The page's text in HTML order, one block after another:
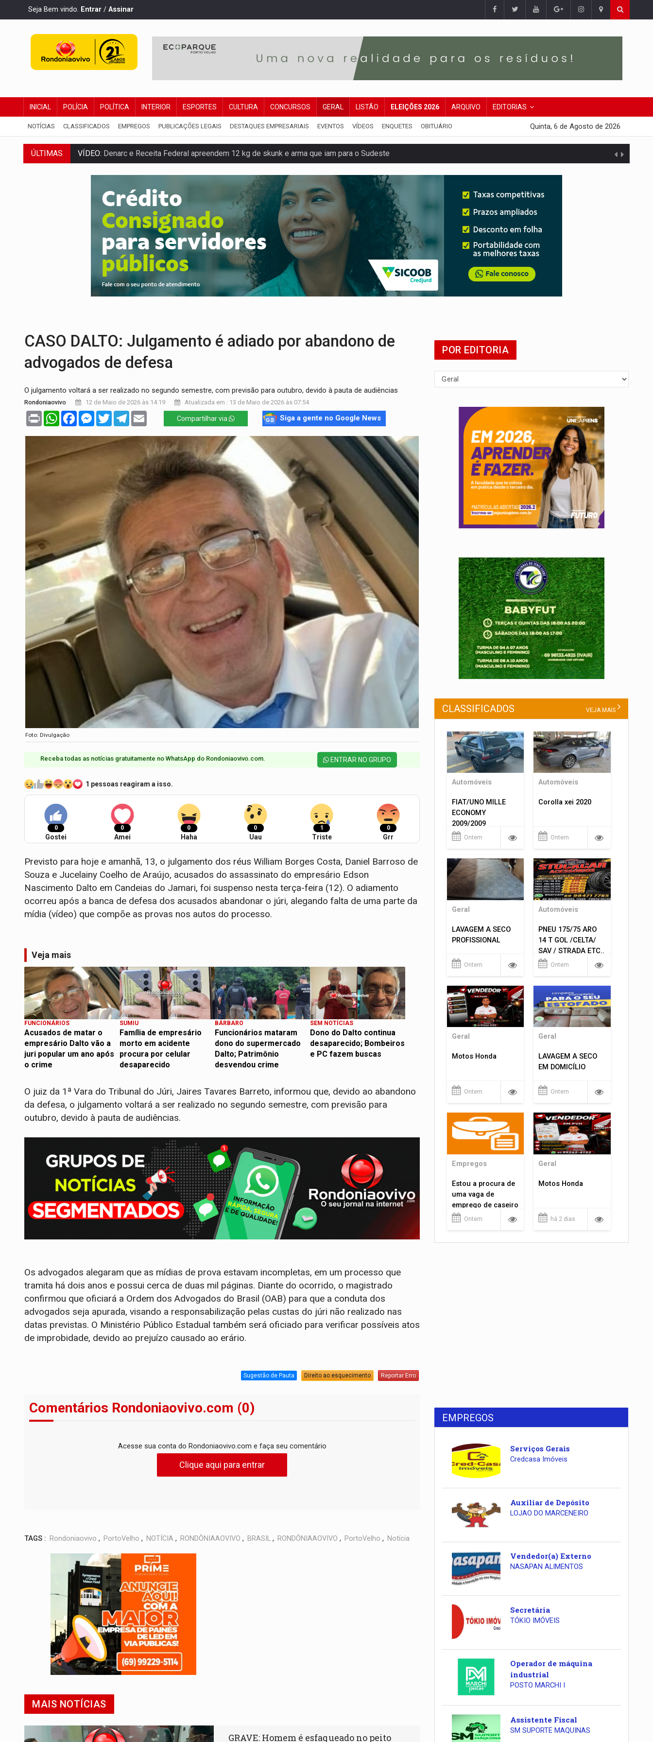
Seja Bem vindo. Entrar / Assinar
INICIAL POLÍCIA POLÍTICA INTERIOR ESPORTES CULTURA CONCURSOS GERAL LISTÃO ELEIÇÕES 2026 ARQUIVO EDITORIAS
NOTÍCIAS CLASSIFICADOS EMPREGOS PUBLICAÇÕES LEGAIS DESTAQUES EMPRESARIAIS EVENTOS VÍDEOS ENQUETES OBITUÁRIO Quinta, 6 de Agosto de 2026
ÚLTIMAS VÍDEO: Denarc e Receita Federal apreendem 12 kg de skunk e arma que iam para o Sudeste
OPERAÇÃO DA PC:Membros do CV são presos com armas e drogas após crime de tortur@
ENTRADA GRATUITA:Espetáculo As Marias Somos Nós será apresentado na capital
Três são presos após furto de motocicleta em frente de academia
CELEBRAÇÃO: Cerejeiras completa 43 anos de emancipação com programação esportiva
Anvisa desmente boato sobre presença de plástico ou petróleo em ovos
Pitbulls fogem de residência e atacam casal de idosos na zona Leste
AÇÃO CONJUNTA: Forças policiais apreendem cerca de 1kg de ouro em Rondônia
CASO DALTO: Julgamento é adiado por abandono de
advogados de defesa
O julgamento voltará a ser realizado no segundo semestre, com previsão para outubro, devido à pauta de audiências
Rondoniaovivo 12 de Maio de 2026 às 14:19 Atualizada em : 13 de Maio de 2026 às 07:54
Print WhatsAppFacebookMessenger
TwitterTelegram Compartilhar via Siga a gente no Google News
Foto: Divulgação
Receba todas as notícias gratuitamente no WhatsApp do Rondoniaovivo.com.​ ENTRAR NO GRUPO
1 pessoas reagiram a isso.
0
Gostei
0
Amei
0
Haha
0
Uau
1
Triste
0
Grr
Previsto para hoje e amanhã, 13, o julgamento dos réus William Borges Costa, Daniel Barroso de
Souza e Jucelainy Coelho de Araújo, acusados do assassinato do empresário Edson
Nascimento Dalto em Candeias do Jamari, foi suspenso nesta terça-feira (12). O adiamento
ocorreu após a banca de defesa dos acusados abandonar o júri, alegando falta de uma parte da
mídia (vídeo) que compõe as provas nos autos do processo.
Veja mais
FUNCIONÁRIOS
Acusados de matar o
empresário Dalto vão a
juri popular um ano após
o crime
SUMIU
Família de empresário
morto em acidente
procura por celular
desaparecido
BÁRBARO
Funcionários mataram
dono do supermercado
Dalto; Patrimônio
desvendou crime
SEM NOTÍCIAS
Dono do Dalto continua
desaparecido; Bombeiros
e PC fazem buscas
O juiz da 1ª Vara do Tribunal do Júri, Jaires Tavares Barreto, informou que, devido ao abandono
da defesa, o julgamento voltará a ser realizado no segundo semestre, com previsão para
outubro, devido à pauta de audiências.
Os advogados alegaram que as mídias de prova estavam incompletas, em um processo que
tramita há dois anos e possui cerca de duas mil páginas. Diante do ocorrido, o magistrado
confirmou que oficiará a Ordem dos Advogados do Brasil (OAB) para que a conduta dos
advogados seja apurada, visando a responsabilização pelas custas do júri não realizado nas
datas previstas. O Ministério Público Estadual também será oficiado para verificar possíveis atos
de improbidade, devido ao prejuízo causado ao erário.
Sugestão de Pauta Direito ao esquecimento Reportar Erro
Comentários Rondoniaovivo.com (0)
Acesse sua conta do Rondoniaovivo.com e faça seu comentário
Clique aqui para entrar
TAGS : Rondoniaovivo , PortoVelho , NOTÍCIA , RONDÔNIAAOVIVO , BRASIL , RONDÔNIAAOVIVO , PortoVelho , Notícia
MAIS NOTÍCIAS
GRAVE: Homem é esfaqueado no peito
POR EDITORIA
CLASSIFICADOS VEJA MAIS
Automóveis
FIAT/UNO MILLE
ECONOMY
2009/2009
Ontem
Automóveis
Corolla xei 2020
Ontem
Geral
LAVAGEM A SECO
PROFISSIONAL
Ontem
Automóveis
PNEU 175/75 ARO
14 T GOL /CELTA/
SAV / STRADA ETC..
R$ 219,99
Ontem
Geral
Motos Honda
Ontem
Geral
LAVAGEM A SECO
EM DOMICÍLIO
Ontem
Empregos
Estou a procura de
uma vaga de
emprego de caseiro
em porto velho
Ontem
Geral
Motos Honda
há 2 dias
EMPREGOS
Serviços Gerais
Credcasa Imóveis
Auxiliar de Depósito
LOJAO DO MARCENEIRO
Vendedor(a) Externo
NASAPAN ALIMENTOS
Secretária
TÓKIO IMÓVEIS
Operador de máquina
industrial
POSTO MARCHI I
Assistente Fiscal
SM SUPORTE MAQUINAS